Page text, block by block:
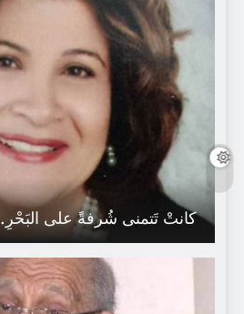
كانتْ تَتمنى شُرفةً على البَحْرِ.